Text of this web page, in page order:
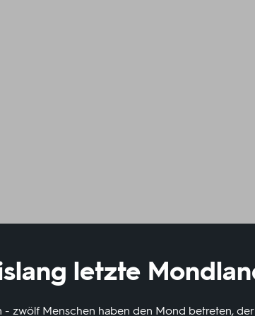
letzte
- zwölf Menschen haben den Mond betreten,